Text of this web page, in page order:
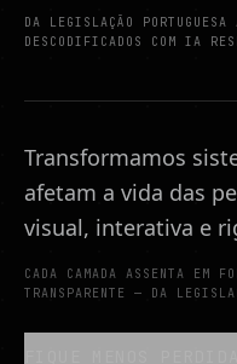
DA LEGISLAÇÃO
DESCODIFICADOS COM IA
Transformamos
afetam a vida das
visual, interativa e
CADA CAMADA ASSENTA EM
TRANSPARENTE — DA